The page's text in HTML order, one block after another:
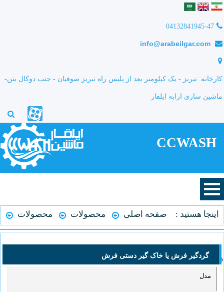
04132841945-47
کارخانه: تبریز - یک کیلومتر بعد از پلیس راه تبریز صوفیان - جنب دوکال بتن-
ماشین سازی ارابه ایلقار
CCWASH
اینجا هستید : صفحه اصلی محصولات محصولات
دستی فرش
گردگیر فرش یا خاک گیر دستی فرش
مدل